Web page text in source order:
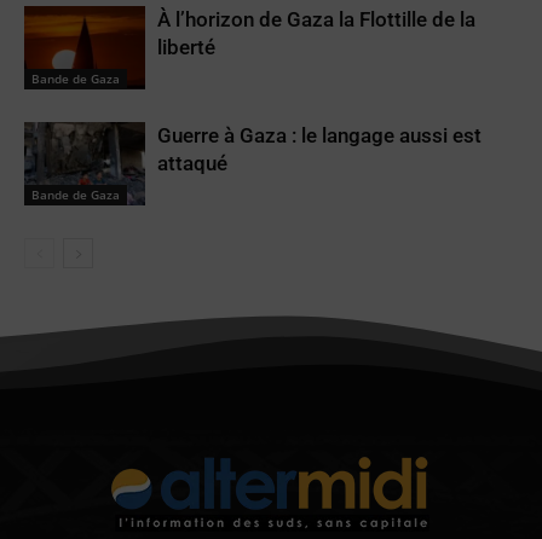
Bande de Gaza
À l’horizon de Gaza la Flottille de la
liberté
Bande de Gaza
Guerre à Gaza : le langage aussi est
attaqué